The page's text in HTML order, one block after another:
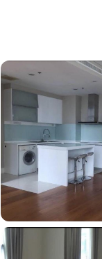
Choose comparative
Maximum 3 units
Compare
Clear all